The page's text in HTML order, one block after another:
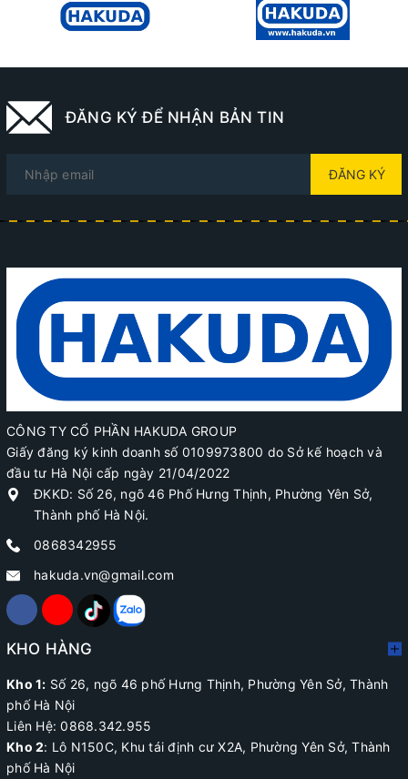
ĐĂNG KÝ ĐỂ NHẬN BẢN TIN
ĐĂNG KÝ
CÔNG TY CỔ PHẦN HAKUDA GROUP
Giấy đăng ký kinh doanh số 0109973800 do Sở kế hoạch và
đầu tư Hà Nội cấp ngày 21/04/2022
ĐKKD: Số 26, ngõ 46 Phố Hưng Thịnh, Phường Yên Sở,
Thành phố Hà Nội.
0868342955
hakuda.vn@gmail.com
KHO HÀNG
Kho 1: Số 26, ngõ 46 phố Hưng Thịnh, Phường Yên Sở, Thành
phố Hà Nội
Liên Hệ: 0868.342.955
Kho 2: Lô N150C, Khu tái định cư X2A, Phường Yên Sở, Thành
phố Hà Nội